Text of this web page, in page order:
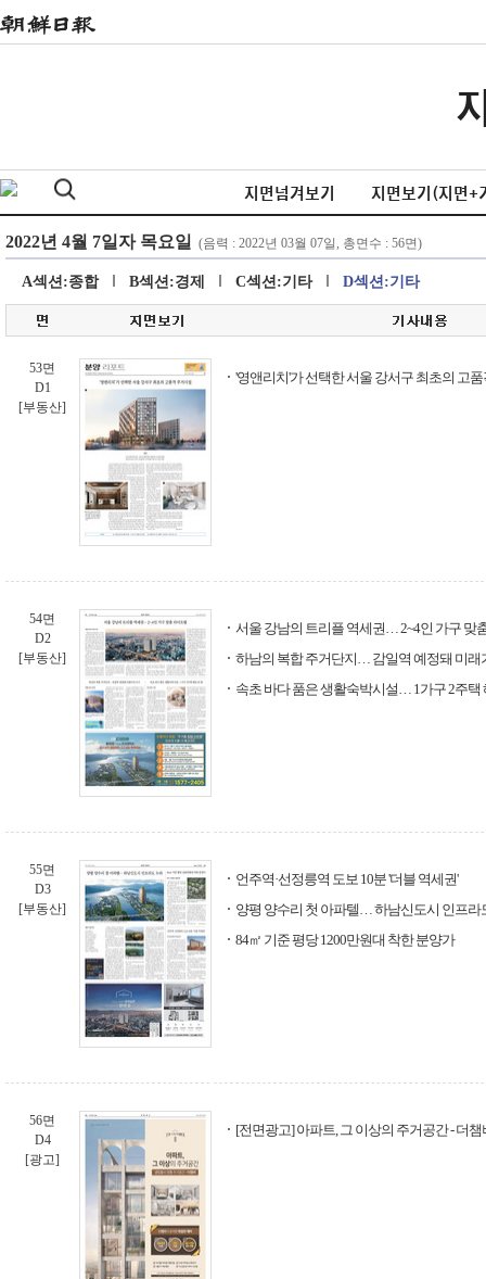
지면넘겨보기 지면보기(지면+
A섹션:종합 B섹션:경제 C섹션:기타 D섹션:기타
53면
D1
[부동산]
'영앤리치'가 선택한 서울 강서구 최초의 고
54면
D2
[부동산]
서울 강남의 트리플 역세권… 2~4인 가구 맞
하남의 복합 주거단지… 감일역 예정돼 미래
속초 바다 품은 생활숙박시설… 1가구 2주택
55면
D3
[부동산]
언주역·선정릉역 도보 10분 '더블 역세권'
양평 양수리 첫 아파텔… 하남신도시 인프라
84㎡ 기준 평당 1200만원대 착한 분양가
56면
D4
[광고]
[전면광고] 아파트, 그 이상의 주거공간 - 더챔